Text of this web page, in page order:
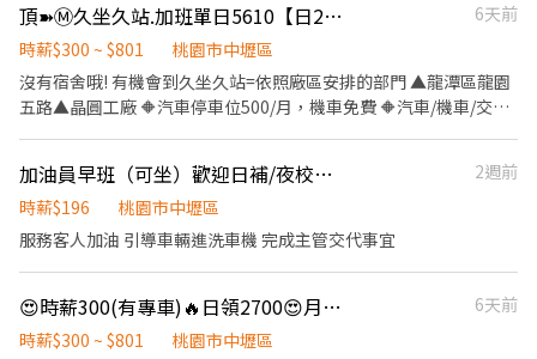
二班日班 ⏰ 07:00－19:00（12H） 💰 時薪約 230 元 🌙二休二班夜
班 ⏰ 19:00－07:00（12H） 💰 時薪約 260 元 加班費另計，收入更
穩定！ 💰額外獎金最高4200 💰 ✅ 免經驗可 ✅ 可立即上工 ✅ 冷氣廠
房 ✅ 提供制服 ✅ 提供住宿 ✅ 穩定長期工作 #提供住宿 #平鎮 #中壢
#桃園 #八德 #日領全薪 #高額週領一萬 #轉他人帳戶 #現金 ⚡️⚡️⚡️名額
友： https://lin.ee/JefzYJo
頂➽Ⓜ️久坐久站.加班單日5610【日270／夜300】行政倉事務員/技術員２休２
6天前
時薪$300 ~ $801
桃園市中壢區
沒有宿舍哦! 有機會到久坐久站=依照廠區安排的部門 ▲龍潭區龍園
五路▲晶圓工廠 🔶汽車停車位500/月，機車免費 🔶汽車/機車/交通
夜班交通車●八德和平廠門口 ┗━━━━━━━━┛ 若資金上需求
可申請 ▲日領全薪-- 做滿8小時-2160(手續費50) 做滿10小
時-2700(手續費50) ▲週領1700/天(免手續費) 剩下薪資+加班費15
使用 --以上工作大概6H看顯微鏡，其餘時間做其他事都是久站走動
~ －－ 🔶製造部【線邊倉事務員】像行政人員 1.需具備電腦文書處
加油員早班（可坐）歡迎日補/夜校生（8月開始上工）
2週前
時薪$196
桃園市中壢區
服務客人加油 引導車輛進洗車機 完成主管交代事宜
😍時薪300(有專車)🔥日領2700😍月休15天✅高錄取率/名額有限快快卡位
6天前
時薪$300 ~ $801
桃園市中壢區